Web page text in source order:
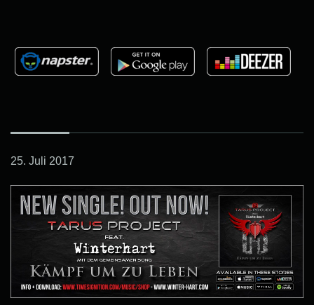
25. Juli 2017